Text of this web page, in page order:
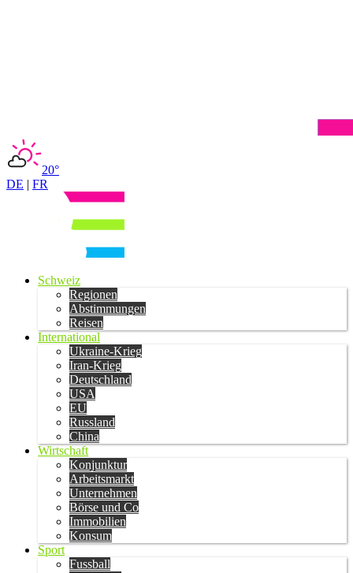
20°
DE | FR
Schweiz
Regionen
Abstimmungen
Reisen
International
Ukraine-Krieg
Iran-Krieg
Deutschland
USA
EU
Russland
China
Wirtschaft
Konjunktur
Arbeitsmarkt
Unternehmen
Börse und Co
Immobilien
Konsum
Sport
Fussball